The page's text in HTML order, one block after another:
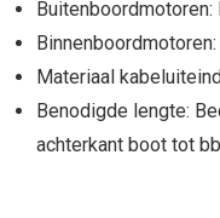
Materiaal
Benodigde lengte:
achterkant boot tot